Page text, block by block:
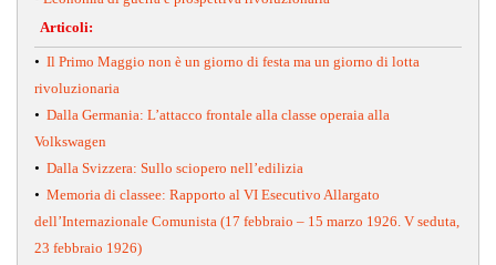
Articoli:
• Il Primo Maggio non è un giorno di festa ma un giorno di lotta
rivoluzionaria
• Dalla Germania: L’attacco frontale alla classe operaia alla
Volkswagen
• Dalla Svizzera: Sullo sciopero nell’edilizia
• Memoria di classee: Rapporto al VI Esecutivo Allargato
dell’Internazionale Comunista (17 febbraio – 15 marzo 1926. V seduta,
23 febbraio 1926)